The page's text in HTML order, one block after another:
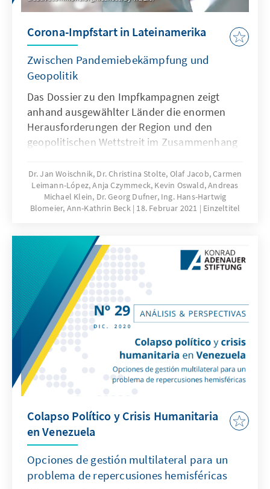
Corona-Impfstart in Lateinamerika
Zwischen Pandemiebekämpfung und
Geopolitik
Das Dossier zu den Impfkampagnen zeigt
anhand ausgewählter Länder die enormen
Herausforderungen der Region und den
geopolitischen Wettstreit im Zusammenhang
Dr. Jan Woischnik, Dr. Christina Stolte, Olaf Jacob, Carmen
Leimann-López, Anja Czymmeck, Kevin Oswald, Andreas
Michael Klein, Dr. Georg Dufner, Ing. Hans-Hartwig
Blomeier, Ann-Kathrin Beck 18. Februar 2021 Einzeltitel
Colapso Político y Crisis Humanitaria
en Venezuela
Opciones de gestión multilateral para un
problema de repercusiones hemisféricas